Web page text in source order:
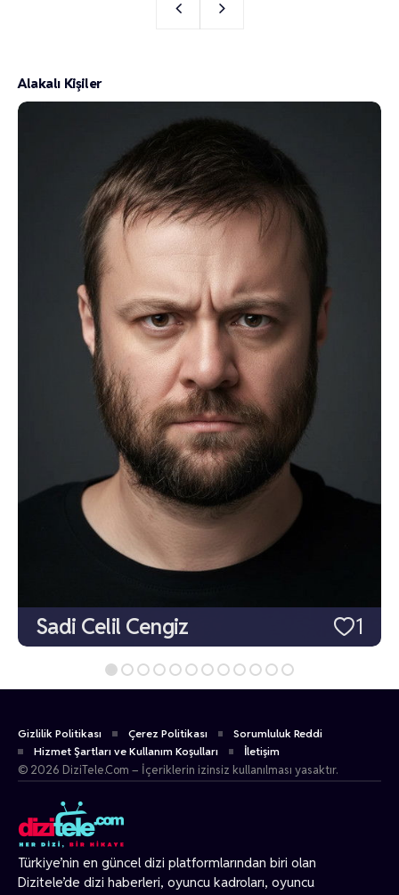
Alakalı Kişiler
1
Sadi Celil Cengiz
Türkiye’nin en güncel dizi platformlarından biri olan
Dizitele’de dizi haberleri, oyuncu kadroları, oyuncu
Gizlilik Politikası Çerez Politikası
Sorumluluk Reddi
Hizmet Şartları ve Kullanım Koşulları
İletişim
© 2026 DiziTele.Com – İçeriklerin izinsiz kullanılması yasaktır.